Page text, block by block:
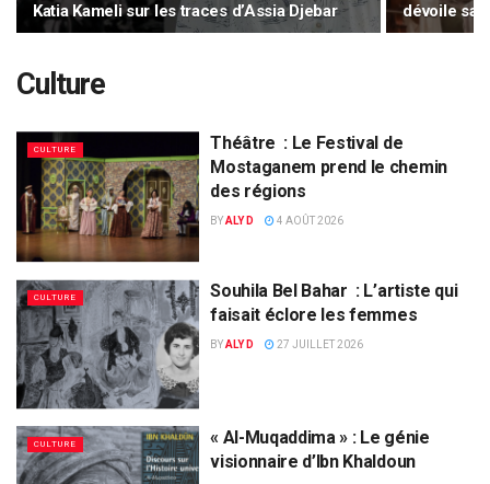
Katia Kameli sur les traces d’Assia Djebar
dévoile sa
Culture
CULTURE
Théâtre : Le Festival de
Mostaganem prend le chemin
des régions
BYALY D 4 AOÛT 2026
CULTURE
Souhila Bel Bahar : L’artiste qui
faisait éclore les femmes
BYALY D 27 JUILLET 2026
CULTURE
« Al-Muqaddima » : Le génie
visionnaire d’Ibn Khaldoun